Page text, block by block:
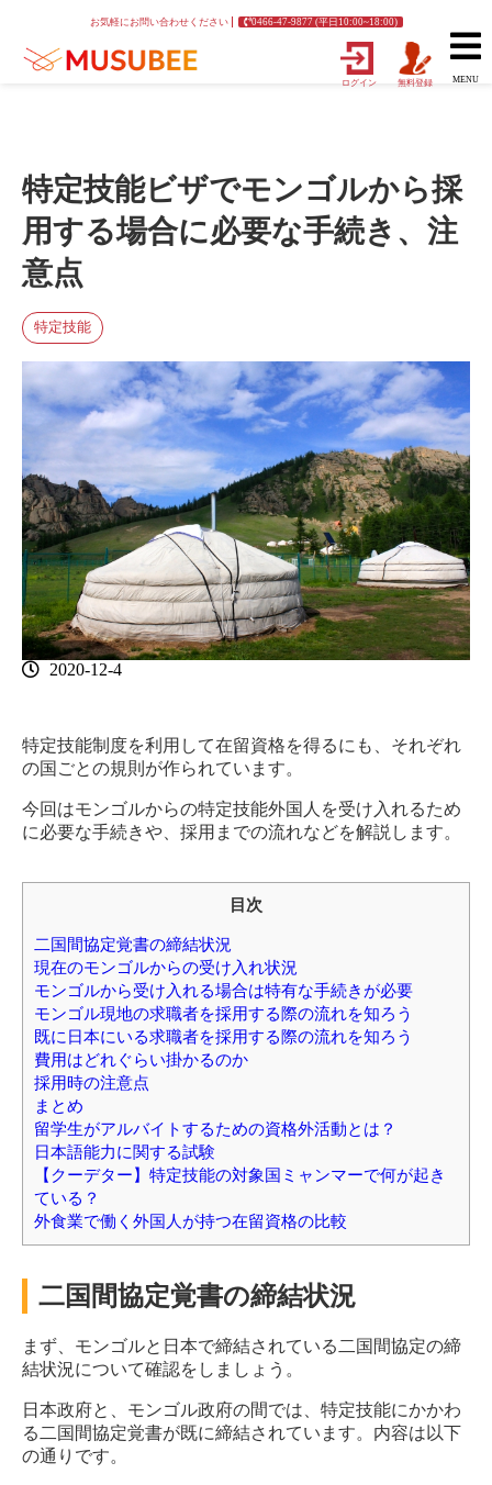
お気軽にお問い合わせください 0466-47-9877 (平日10:00~18:00)
ログイン 無料登録 MENU
特定技能ビザでモンゴルから採
用する場合に必要な手続き、注
意点
特定技能
2020-12-4
特定技能制度を利用して在留資格を得るにも、それぞれ
の国ごとの規則が作られています。
今回はモンゴルからの特定技能外国人を受け入れるため
に必要な手続きや、採用までの流れなどを解説します。
目次
二国間協定覚書の締結状況
現在のモンゴルからの受け入れ状況
モンゴルから受け入れる場合は特有な手続きが必要
モンゴル現地の求職者を採用する際の流れを知ろう
既に日本にいる求職者を採用する際の流れを知ろう
費用はどれぐらい掛かるのか
採用時の注意点
まとめ
留学生がアルバイトするための資格外活動とは？
日本語能力に関する試験
【クーデター】特定技能の対象国ミャンマーで何が起き
ている？
外食業で働く外国人が持つ在留資格の比較
二国間協定覚書の締結状況
まず、モンゴルと日本で締結されている二国間協定の締
結状況について確認をしましょう。
日本政府と、モンゴル政府の間では、特定技能にかかわ
る二国間協定覚書が既に締結されています。内容は以下
の通りです。